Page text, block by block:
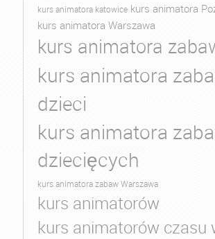
kurs animatora katowice kurs animatora
kurs animatora Warszawa
kurs animatora
kurs animatora
dzieci
kurs animatora
dziecięcych
kurs animatora zabaw Warszawa
kurs animatorów
kurs animatorów czasu